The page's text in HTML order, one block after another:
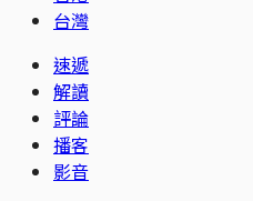
台灣
速遞
解讀
評論
播客
影音